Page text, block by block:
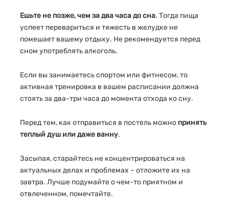
Ешьте не позже, чем за два часа до сна. Тогда пища
успеет перевариться и тяжесть в желудке не
помешает вашему отдыху. Не рекомендуется перед
сном употреблять алкоголь.
Если вы занимаетесь спортом или фитнесом, то
активная тренировка в вашем расписании должна
стоять за два-три часа до момента отхода ко сну.
Перед тем, как отправиться в постель можно принять
теплый душ или даже ванну.
Засыпая, старайтесь не концентрироваться на
актуальных делах и проблемах – отложите их на
завтра. Лучше подумайте о чем-то приятном и
отвлеченном, помечтайте.